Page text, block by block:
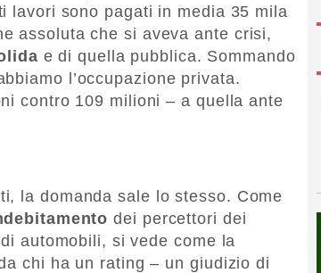
lavori sono pagati in media 35 mila
assoluta che si aveva ante crisi,
e di quella pubblica. Sommando
l’occupazione privata.
contro 109 milioni – a quella ante
la domanda sale lo stesso. Come
dei percettori dei
automobili, si vede come la
chi ha un rating – un giudizio di